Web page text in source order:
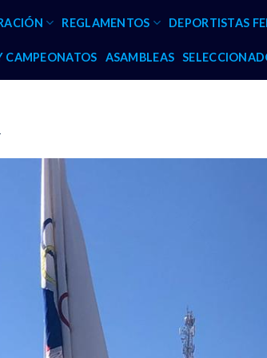
REGLAMENTOS DEPORTISTAS
CAMPEONATOS ASAMBLEAS